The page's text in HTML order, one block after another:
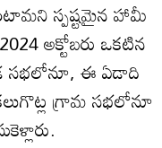
స్పష్టమైన హామీ
అక్టోబరు ఒకటిన
సభలోనూ, ఈ ఏడాది
గ్రామ సభలోనూ